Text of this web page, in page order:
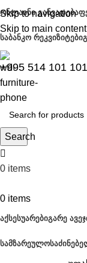
Skip to navigation
Skip to main content
ᲝᲜᲚᲐᲘᲜᲘ ᲒᲐᲜᲕᲐᲓᲔᲑᲐ
ᲡᲐᲑᲐᲜᲙᲝ ᲠᲔᲙᲕᲘᲖᲘᲢᲔᲑᲘ
+995 514 101 101
Search
0 items
0 items
ᲐᲥᲡᲔᲡᲣᲐᲠᲔᲑᲘᲒᲐᲠᲔ
ᲡᲐᲛᲖᲐᲠᲔᲣᲚᲝ